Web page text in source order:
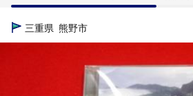
TOP
三重県 熊野市